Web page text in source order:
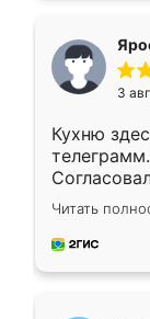
3
Кухню
недели
довольны
мебель за
Читать